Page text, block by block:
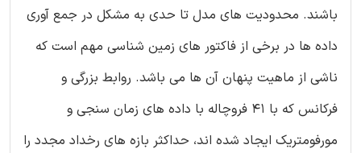
باشند. محدودیت های مدل تا حدی به مشکل در جمع آوری
داده ها در برخی از فاکتور های زمین شناسی مهم است که
ناشی از ماهیت پنهان آن ها می باشد. روابط بزرگی و
فرکانس که با 41 فروچاله با داده های زمان سنجی و
مورفومتریک ایجاد شده اند، حداکثر بازه های رخداد مجدد را